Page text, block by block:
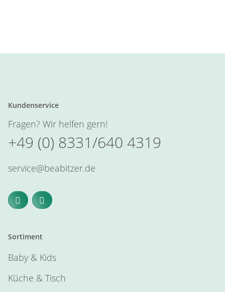
Kundenservice
Fragen? Wir helfen gern!
+49 (0) 8331/640 4319
service@beabitzer.de
Sortiment
Baby & Kids
Küche & Tisch